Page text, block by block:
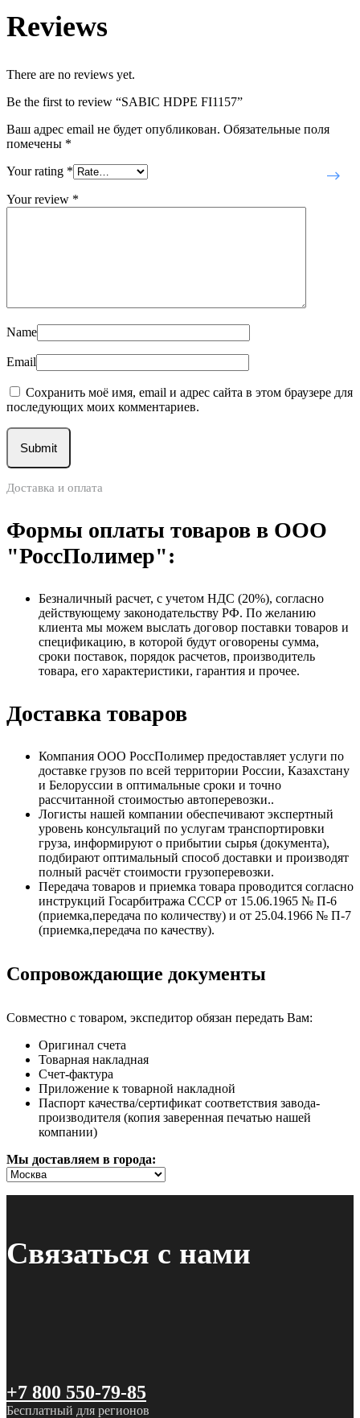
Reviews
There are no reviews yet.
Be the first to review “SABIC HDPE FI1157”
Ваш адрес email не будет опубликован. Обязательные поля
помечены *
Your rating *
Your review *
Name
Email
Сохранить моё имя, email и адрес сайта в этом браузере для
последующих моих комментариев.
Доставка и оплата
Формы оплаты товаров в ООО
"РоссПолимер":
Безналичный расчет, с учетом НДС (20%), согласно
действующему законодательству РФ. По желанию
клиента мы можем выслать договор поставки товаров и
спецификацию, в которой будут оговорены сумма,
сроки поставок, порядок расчетов, производитель
товара, его характеристики, гарантия и прочее.
Доставка товаров
Компания ООО РоссПолимер предоставляет услуги по
доставке грузов по всей территории России, Казахстану
и Белоруссии в оптимальные сроки и точно
рассчитанной стоимостью автоперевозки..
Логисты нашей компании обеспечивают экспертный
уровень консультаций по услугам транспортировки
груза, информируют о прибытии сырья (документа),
подбирают оптимальный способ доставки и производят
полный расчёт стоимости грузоперевозки.
Передача товаров и приемка товара проводится согласно
инструкций Госарбитража СССР от 15.06.1965 № П-6
(приемка,передача по количеству) и от 25.04.1966 № П-7
(приемка,передача по качеству).
Сопровождающие документы
Совместно с товаром, экспедитор обязан передать Вам:
Оригинал счета
Товарная накладная
Счет-фактура
Приложение к товарной накладной
Паспорт качества/сертификат соответствия завода-
производителя (копия заверенная печатью нашей
компании)
Мы доставляем в города:
Связаться с нами
+7 800 550-79-85
Бесплатный для регионов